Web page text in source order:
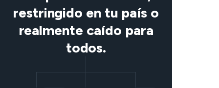
restringido en tu país o
realmente caído para
todos.